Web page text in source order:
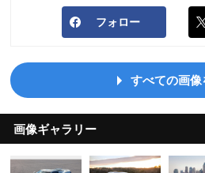
フォロー
すべての画像
画像ギャラリー